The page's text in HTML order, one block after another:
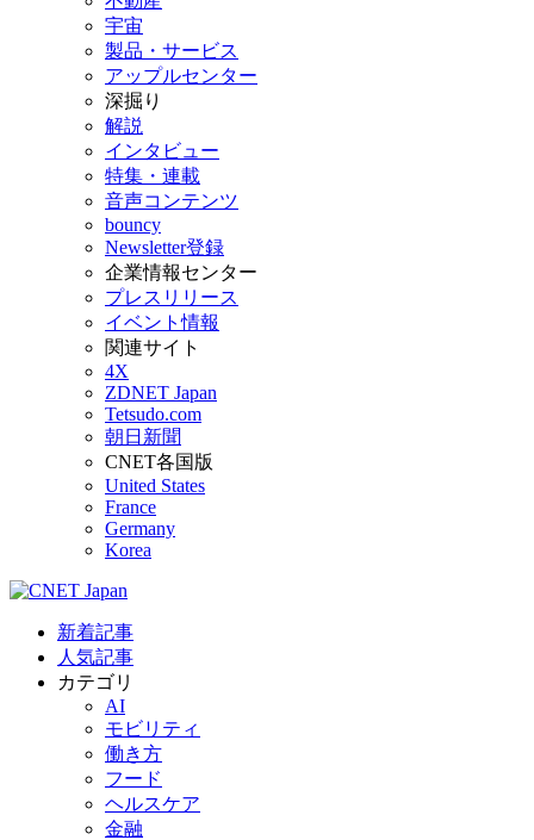
宇宙
製品・サービス
アップルセンター
深掘り
解説
インタビュー
特集・連載
音声コンテンツ
bouncy
Newsletter登録
企業情報センター
プレスリリース
イベント情報
関連サイト
4X
ZDNET Japan
Tetsudo.com
朝日新聞
CNET各国版
United States
France
Germany
Korea
新着記事
人気記事
カテゴリ
AI
モビリティ
働き方
フード
ヘルスケア
金融